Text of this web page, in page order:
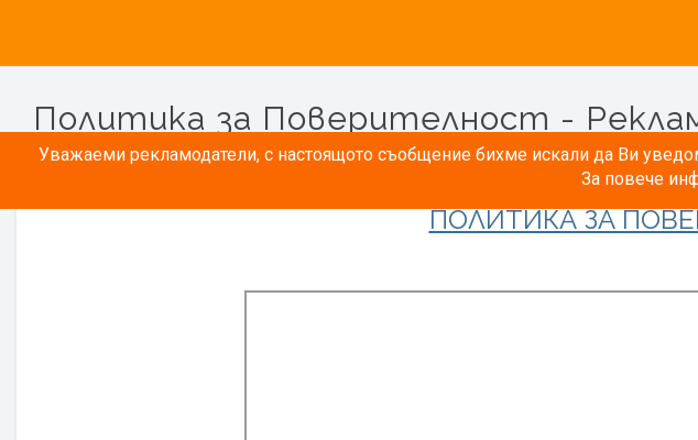
Уважаеми рекламодатели, с настоящото съобщение бихме искали да Ви
За повече
Политика за Поверителност -
ПОЛИТИКА ЗА